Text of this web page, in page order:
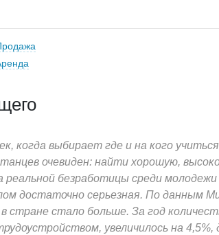
когда выбирает где и на кого
очевиден: найти хорошую,
безработицы среди
достаточно серьезная. По данным
стране стало больше. За год
увеличилось на 4,5%,